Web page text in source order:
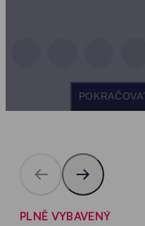
PLNĚ VYBAVENÝ